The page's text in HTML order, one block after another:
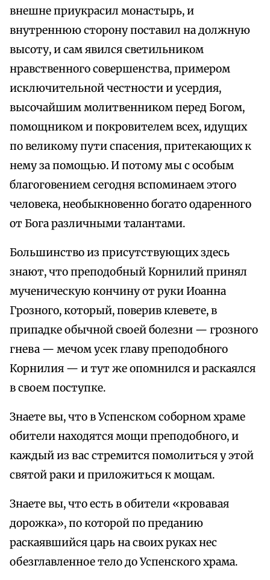
внешне приукрасил монастырь, и
внутреннюю сторону поставил на должную
высоту, и сам явился светильником
нравственного совершенства, примером
исключительной честности и усердия,
высочайшим молитвенником перед Богом,
помощником и покровителем всех, идущих
по великому пути спасения, притекающих к
нему за помощью. И потому мы с особым
благоговением сегодня вспоминаем этого
человека, необыкновенно богато одаренного
от Бога различными талантами.
Большинство из присутствующих здесь
знают, что преподобный Корнилий принял
мученическую кончину от руки Иоанна
Грозного, который, поверив клевете, в
припадке обычной своей болезни — грозного
гнева — мечом усек главу преподобного
Корнилия — и тут же опомнился и раскаялся
в своем поступке.
Знаете вы, что в Успенском соборном храме
обители находятся мощи преподобного, и
каждый из вас стремится помолиться у этой
святой раки и приложиться к мощам.
Знаете вы, что есть в обители «кровавая
дорожка», по которой по преданию
раскаявшийся царь на своих руках нес
обезглавленное тело до Успенского храма.